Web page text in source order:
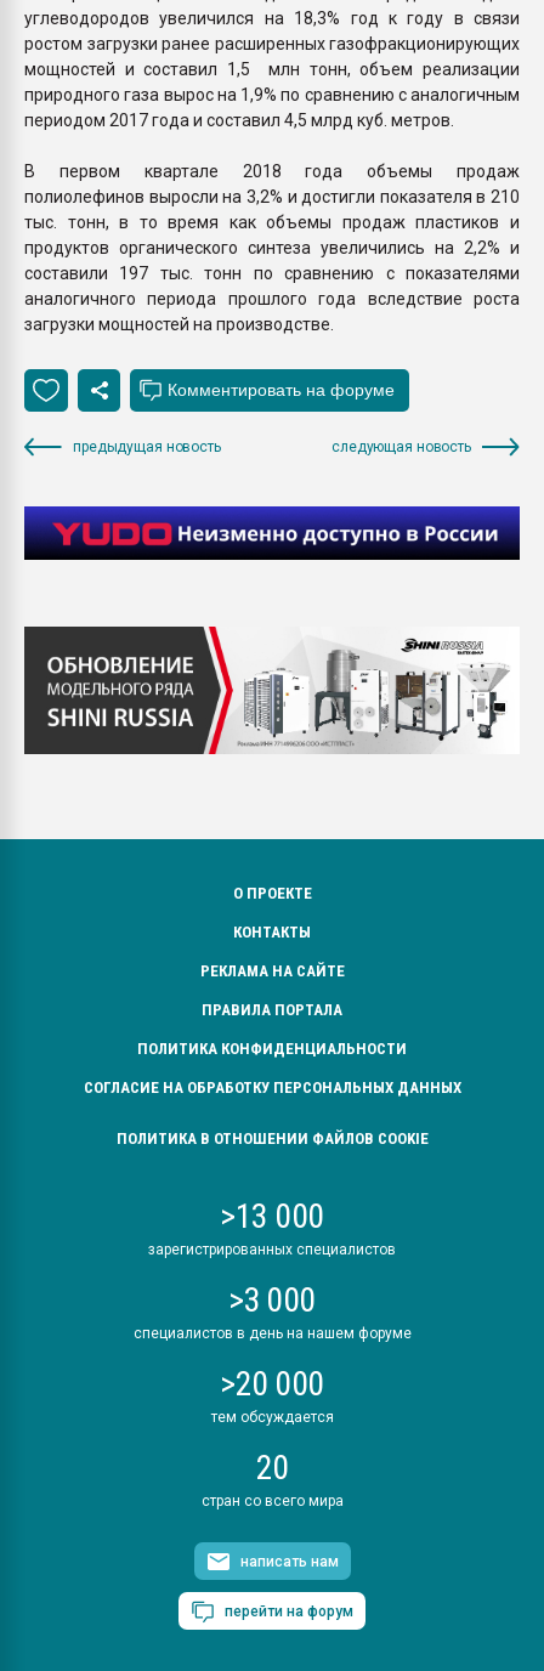
углеводородов увеличился на 18,3% год к году в связи
ростом загрузки ранее расширенных газофракционирующих
мощностей и составил 1,5 млн тонн, объем реализации
природного газа вырос на 1,9% по сравнению с аналогичным
периодом 2017 года и составил 4,5 млрд куб. метров.
В первом квартале 2018 года объемы продаж
полиолефинов выросли на 3,2% и достигли показателя в 210
тыс. тонн, в то время как объемы продаж пластиков и
продуктов органического синтеза увеличились на 2,2% и
составили 197 тыс. тонн по сравнению с показателями
аналогичного периода прошлого года вследствие роста
загрузки мощностей на производстве.
предыдущая новость следующая новость
О ПРОЕКТЕ
КОНТАКТЫ
РЕКЛАМА НА САЙТЕ
ПРАВИЛА ПОРТАЛА
ПОЛИТИКА КОНФИДЕНЦИАЛЬНОСТИ
СОГЛАСИЕ НА ОБРАБОТКУ ПЕРСОНАЛЬНЫХ ДАННЫХ
ПОЛИТИКА В ОТНОШЕНИИ ФАЙЛОВ COOKIE
>13 000
зарегистрированных специалистов
>3 000
специалистов в день на нашем форуме
>20 000
тем обсуждается
20
стран со всего мира
написать нам
перейти на форум